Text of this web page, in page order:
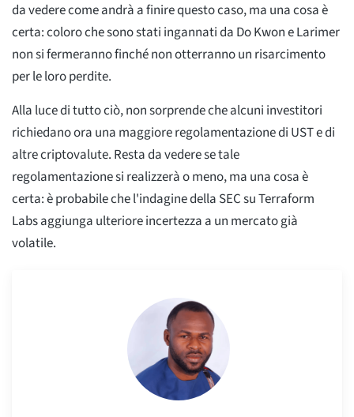
da vedere come andrà a finire questo caso, ma una cosa è
certa: coloro che sono stati ingannati da Do Kwon e Larimer
non si fermeranno finché non otterranno un risarcimento
per le loro perdite.
Alla luce di tutto ciò, non sorprende che alcuni investitori
richiedano ora una maggiore regolamentazione di UST e di
altre criptovalute. Resta da vedere se tale
regolamentazione si realizzerà o meno, ma una cosa è
certa: è probabile che l'indagine della SEC su Terraform
Labs aggiunga ulteriore incertezza a un mercato già
volatile.